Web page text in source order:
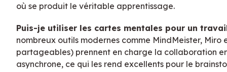
où se produit le véritable apprentissage.
Puis-je utiliser les cartes mentales pour un
nombreux outils modernes comme MindMeister, Miro
partageables) prennent en charge la collaboration
asynchrone, ce qui les rend excellents pour le